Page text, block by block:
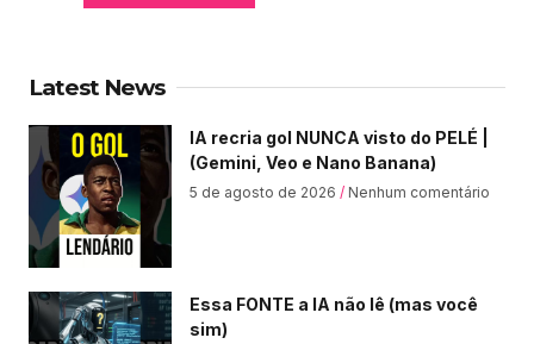
Latest News
IA recria gol NUNCA visto do PELÉ |
(Gemini, Veo e Nano Banana)
5 de agosto de 2026 Nenhum comentário
Essa FONTE a IA não lê (mas você
sim)